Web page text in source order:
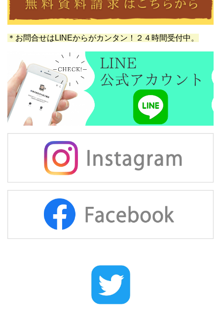
記事一覧
26/08/05
【2026年】夏季休業のお知らせ｜8月11日
（火）～8月16日（日）
26/08/05
【受賞報告】エコハウス大賞2026 リノベー
ション部門「奨励賞」を受賞しました
26/08/04
猛暑の時代。夏の暑さは家で変えられる。高
断熱高気密住宅・断熱リフォームという選択
【よくあるご質問】気密性能：C値はどれく
らい必要？高性能住宅に必要な気密とは
【よくあるご質問】気密測定は必要？高性能
住宅に欠かせない理由をわかりやすく解説
26/08/01
満席御礼！たくさんの笑顔に包まれた「耳つ
猛暑でも涼しい家には理由があります。パッ
シブハウスの技術で叶える高性能リノベーション